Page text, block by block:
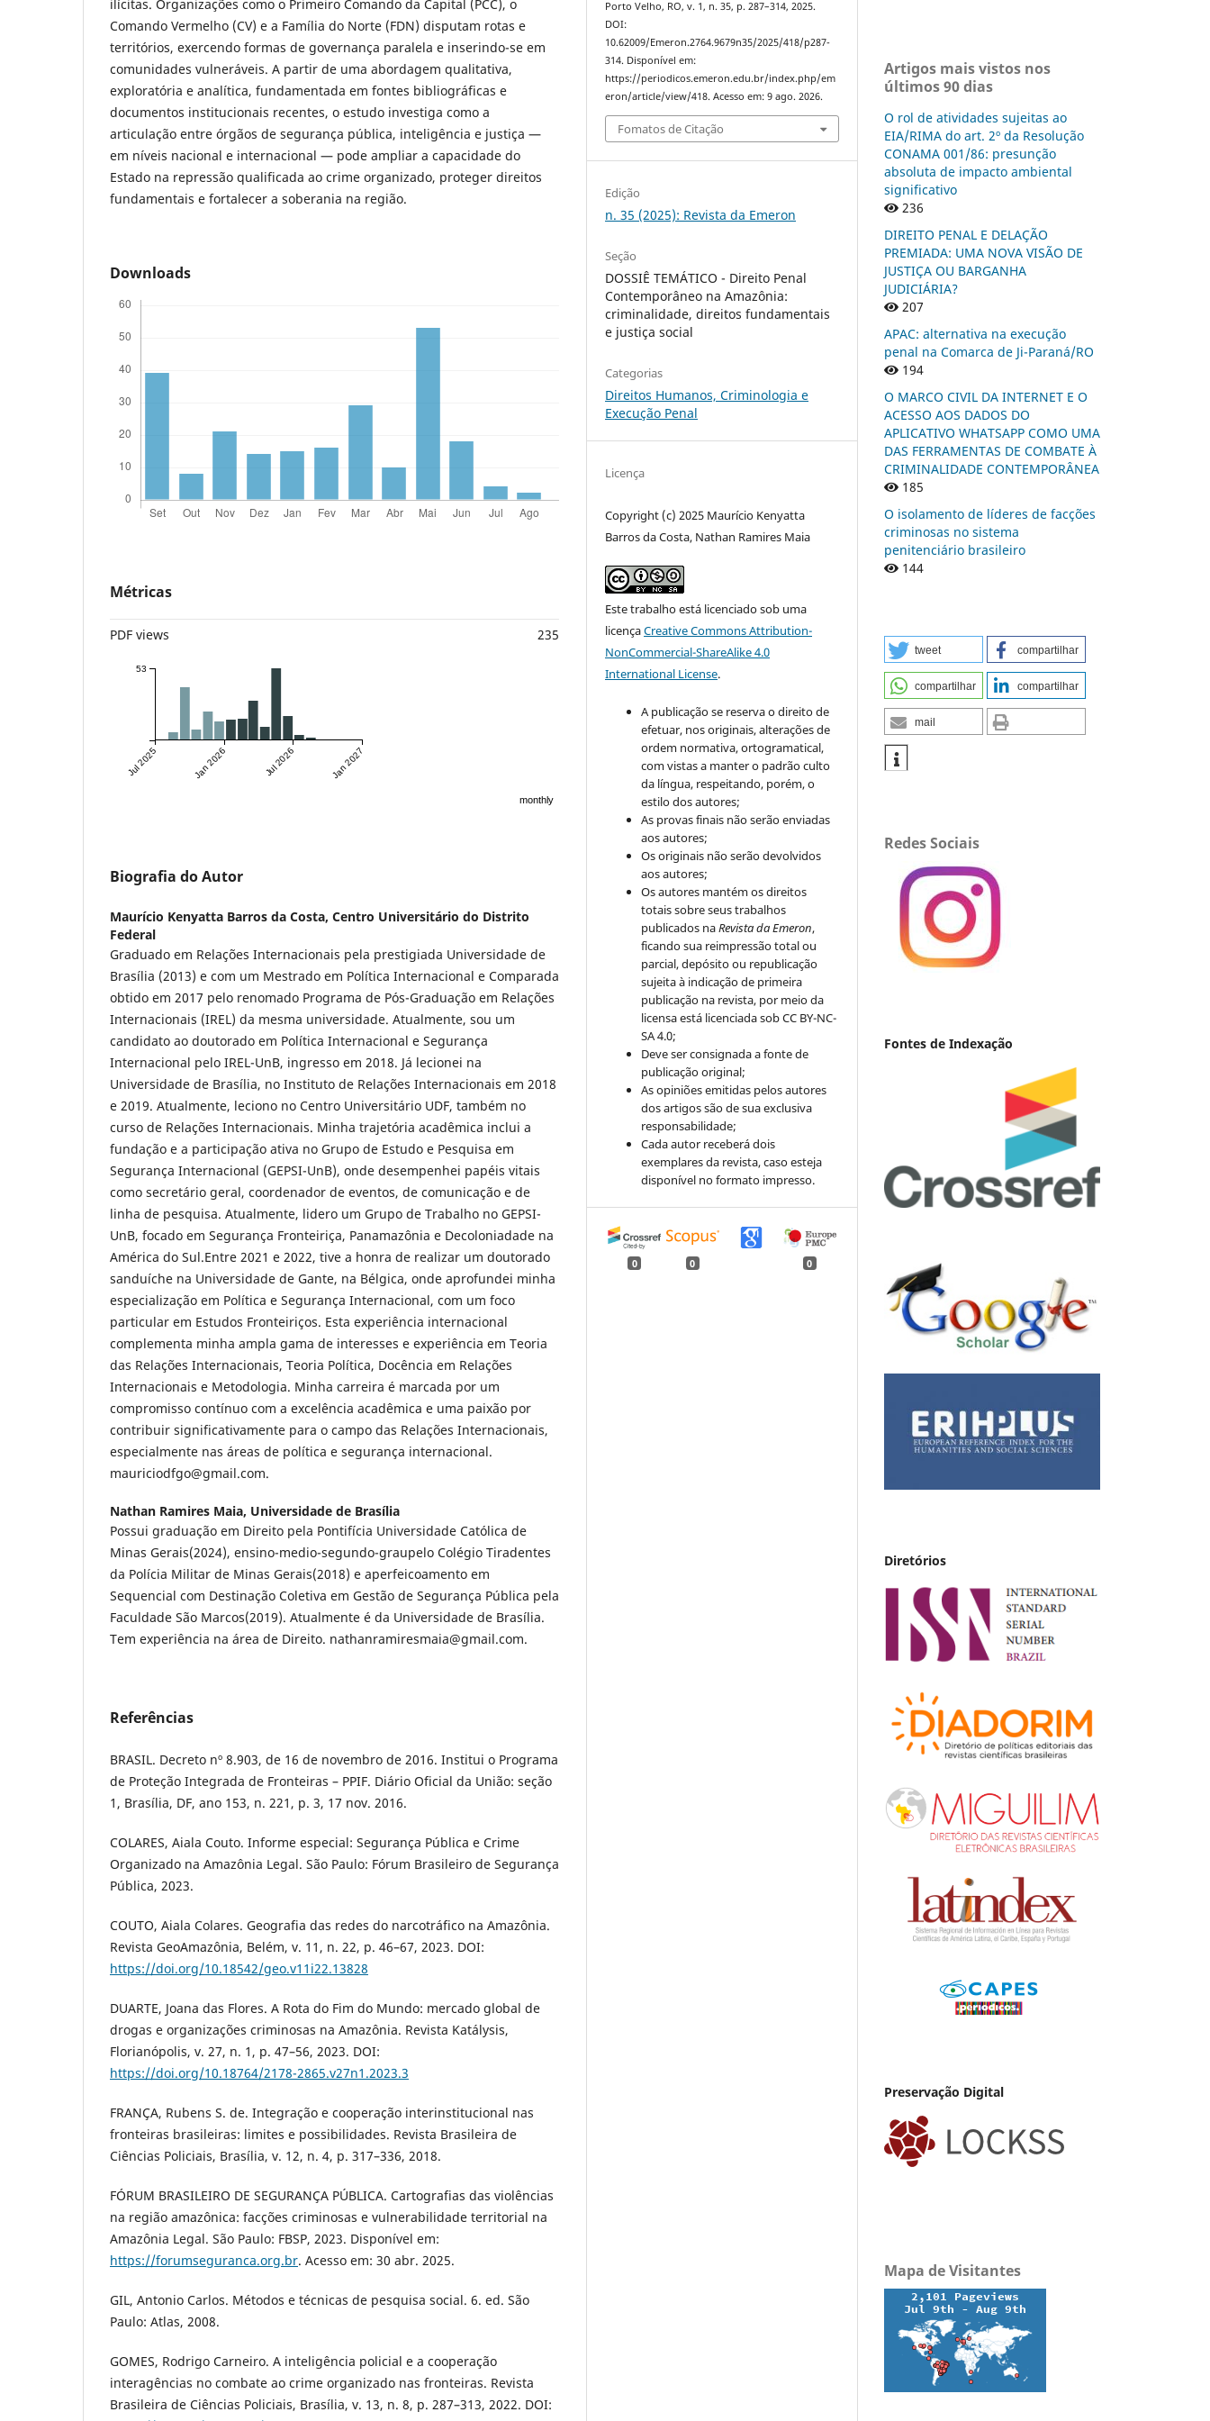
ilícitas. Organizações como o Primeiro Comando da Capital (PCC), o
Comando Vermelho (CV) e a Família do Norte (FDN) disputam rotas e
territórios, exercendo formas de governança paralela e inserindo-se em
comunidades vulneráveis. A partir de uma abordagem qualitativa,
exploratória e analítica, fundamentada em fontes bibliográficas e
documentos institucionais recentes, o estudo investiga como a
articulação entre órgãos de segurança pública, inteligência e justiça —
em níveis nacional e internacional — pode ampliar a capacidade do
Estado na repressão qualificada ao crime organizado, proteger direitos
fundamentais e fortalecer a soberania na região.
Downloads
Métricas
PDF views 235
Jul 2025 Jan 2026 Jul 2026 Jan 2027
53
monthly
Biografia do Autor
Maurício Kenyatta Barros da Costa, Centro Universitário do Distrito
Federal
Graduado em Relações Internacionais pela prestigiada Universidade de
Brasília (2013) e com um Mestrado em Política Internacional e Comparada
obtido em 2017 pelo renomado Programa de Pós-Graduação em Relações
Internacionais (IREL) da mesma universidade. Atualmente, sou um
candidato ao doutorado em Política Internacional e Segurança
Internacional pelo IREL-UnB, ingresso em 2018. Já lecionei na
Universidade de Brasília, no Instituto de Relações Internacionais em 2018
e 2019. Atualmente, leciono no Centro Universitário UDF, também no
curso de Relações Internacionais. Minha trajetória acadêmica inclui a
fundação e a participação ativa no Grupo de Estudo e Pesquisa em
Segurança Internacional (GEPSI-UnB), onde desempenhei papéis vitais
como secretário geral, coordenador de eventos, de comunicação e de
linha de pesquisa. Atualmente, lidero um Grupo de Trabalho no GEPSI-
UnB, focado em Segurança Fronteiriça, Panamazônia e Decoloniadade na
América do Sul.Entre 2021 e 2022, tive a honra de realizar um doutorado
sanduíche na Universidade de Gante, na Bélgica, onde aprofundei minha
especialização em Política e Segurança Internacional, com um foco
particular em Estudos Fronteiriços. Esta experiência internacional
complementa minha ampla gama de interesses e experiência em Teoria
das Relações Internacionais, Teoria Política, Docência em Relações
Internacionais e Metodologia. Minha carreira é marcada por um
compromisso contínuo com a excelência acadêmica e uma paixão por
contribuir significativamente para o campo das Relações Internacionais,
especialmente nas áreas de política e segurança internacional.
mauriciodfgo@gmail.com.
Nathan Ramires Maia, Universidade de Brasília
Possui graduação em Direito pela Pontifícia Universidade Católica de
Minas Gerais(2024), ensino-medio-segundo-graupelo Colégio Tiradentes
da Polícia Militar de Minas Gerais(2018) e aperfeicoamento em
Sequencial com Destinação Coletiva em Gestão de Segurança Pública pela
Faculdade São Marcos(2019). Atualmente é da Universidade de Brasília.
Tem experiência na área de Direito. nathanramiresmaia@gmail.com.
Referências
BRASIL. Decreto nº 8.903, de 16 de novembro de 2016. Institui o Programa
de Proteção Integrada de Fronteiras – PPIF. Diário Oficial da União: seção
1, Brasília, DF, ano 153, n. 221, p. 3, 17 nov. 2016.
COLARES, Aiala Couto. Informe especial: Segurança Pública e Crime
Organizado na Amazônia Legal. São Paulo: Fórum Brasileiro de Segurança
Pública, 2023.
COUTO, Aiala Colares. Geografia das redes do narcotráfico na Amazônia.
Revista GeoAmazônia, Belém, v. 11, n. 22, p. 46–67, 2023. DOI:
https://doi.org/10.18542/geo.v11i22.13828
DUARTE, Joana das Flores. A Rota do Fim do Mundo: mercado global de
drogas e organizações criminosas na Amazônia. Revista Katálysis,
Florianópolis, v. 27, n. 1, p. 47–56, 2023. DOI:
https://doi.org/10.18764/2178-2865.v27n1.2023.3
FRANÇA, Rubens S. de. Integração e cooperação interinstitucional nas
fronteiras brasileiras: limites e possibilidades. Revista Brasileira de
Ciências Policiais, Brasília, v. 12, n. 4, p. 317–336, 2018.
FÓRUM BRASILEIRO DE SEGURANÇA PÚBLICA. Cartografias das violências
na região amazônica: facções criminosas e vulnerabilidade territorial na
Amazônia Legal. São Paulo: FBSP, 2023. Disponível em:
https://forumseguranca.org.br. Acesso em: 30 abr. 2025.
GIL, Antonio Carlos. Métodos e técnicas de pesquisa social. 6. ed. São
Paulo: Atlas, 2008.
GOMES, Rodrigo Carneiro. A inteligência policial e a cooperação
interagências no combate ao crime organizado nas fronteiras. Revista
Brasileira de Ciências Policiais, Brasília, v. 13, n. 8, p. 287–313, 2022. DOI:
Porto Velho, RO, v. 1, n. 35, p. 287–314, 2025.
DOI:
10.62009/Emeron.2764.9679n35/2025/418/p287-
314. Disponível em:
https://periodicos.emeron.edu.br/index.php/em
eron/article/view/418. Acesso em: 9 ago. 2026.
Fomatos de Citação
Edição
n. 35 (2025): Revista da Emeron
Seção
DOSSIÊ TEMÁTICO - Direito Penal
Contemporâneo na Amazônia:
criminalidade, direitos fundamentais
e justiça social
Categorias
Direitos Humanos, Criminologia e
Execução Penal
Licença
Copyright (c) 2025 Maurício Kenyatta
Barros da Costa, Nathan Ramires Maia
Este trabalho está licenciado sob uma
licençaCreative Commons Attribution-
NonCommercial-ShareAlike 4.0
International License.
A publicação se reserva o direito de
efetuar, nos originais, alterações de
ordem normativa, ortogramatical,
com vistas a manter o padrão culto
da língua, respeitando, porém, o
estilo dos autores;
As provas finais não serão enviadas
aos autores;
Os originais não serão devolvidos
aos autores;
Os autores mantém os direitos
totais sobre seus trabalhos
publicados naRevista da Emeron,
ficando sua reimpressão total ou
parcial, depósito ou republicação
sujeita à indicação de primeira
publicação na revista, por meio da
licensa está licenciada sob CC BY-NC-
SA 4.0;
Deve ser consignada a fonte de
publicação original;
As opiniões emitidas pelos autores
dos artigos são de sua exclusiva
responsabilidade;
Cada autor receberá dois
exemplares da revista, caso esteja
disponível no formato impresso.
0 0 0
Artigos mais vistos nos
últimos 90 dias
O rol de atividades sujeitas ao
EIA/RIMA do art. 2º da Resolução
CONAMA 001/86: presunção
absoluta de impacto ambiental
significativo
236
DIREITO PENAL E DELAÇÃO
PREMIADA: UMA NOVA VISÃO DE
JUSTIÇA OU BARGANHA
JUDICIÁRIA?
207
APAC: alternativa na execução
penal na Comarca de Ji-Paraná/RO
194
O MARCO CIVIL DA INTERNET E O
ACESSO AOS DADOS DO
APLICATIVO WHATSAPP COMO UMA
DAS FERRAMENTAS DE COMBATE À
CRIMINALIDADE CONTEMPORÂNEA
185
O isolamento de líderes de facções
criminosas no sistema
penitenciário brasileiro
144
tweet compartilhar
compartilhar compartilhar
mail
Redes Sociais
Fontes de Indexação
Diretórios
Preservação Digital
Mapa de Visitantes